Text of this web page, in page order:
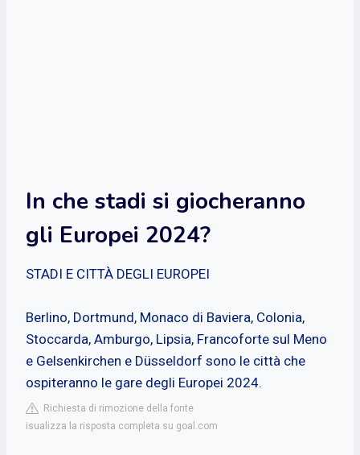
In che stadi si giocheranno
gli Europei 2024?
STADI E CITTÀ DEGLI EUROPEI
Berlino, Dortmund, Monaco di Baviera, Colonia,
Stoccarda, Amburgo, Lipsia, Francoforte sul Meno
e Gelsenkirchen e Düsseldorf sono le città che
ospiteranno le gare degli Europei 2024.
Richiesta di rimozione della fonte
isualizza la risposta completa su goal.com